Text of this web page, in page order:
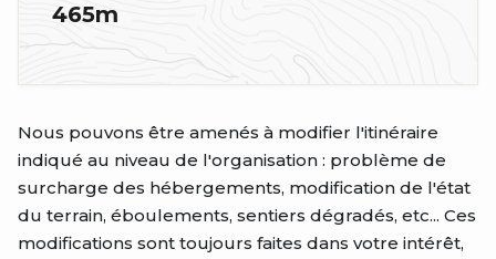
465m
Nous pouvons être amenés à modifier l'itinéraire
indiqué au niveau de l'organisation : problème de
surcharge des hébergements, modification de l'état
du terrain, éboulements, sentiers dégradés, etc... Ces
modifications sont toujours faites dans votre intérêt,